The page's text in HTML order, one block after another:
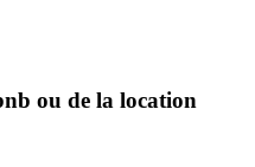
ou de la location